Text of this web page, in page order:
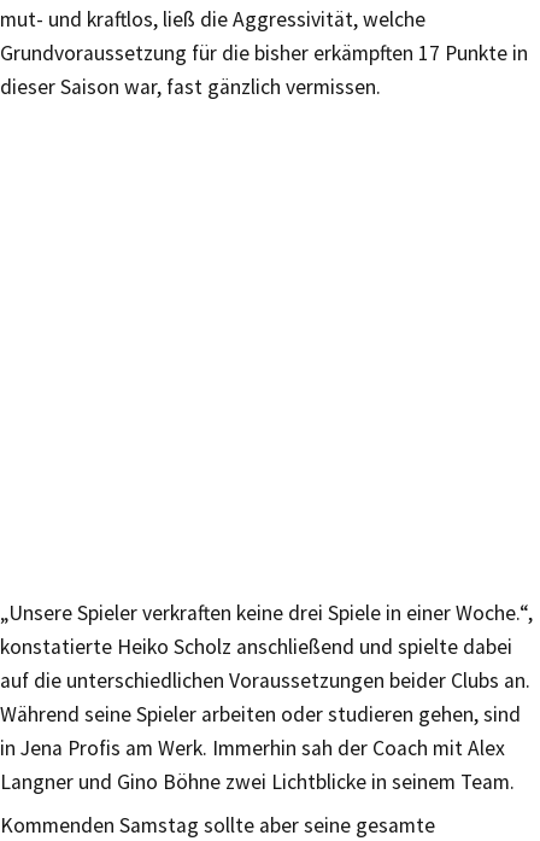
mut- und kraftlos, ließ die Aggressivität, welche
Grundvoraussetzung für die bisher erkämpften 17 Punkte in
dieser Saison war, fast gänzlich vermissen.
„Unsere Spieler verkraften keine drei Spiele in einer Woche.“,
konstatierte Heiko Scholz anschließend und spielte dabei
auf die unterschiedlichen Voraussetzungen beider Clubs an.
Während seine Spieler arbeiten oder studieren gehen, sind
in Jena Profis am Werk. Immerhin sah der Coach mit Alex
Langner und Gino Böhne zwei Lichtblicke in seinem Team.
Kommenden Samstag sollte aber seine gesamte